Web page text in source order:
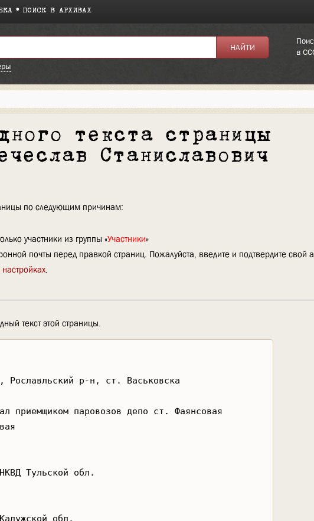
ПОИСК В АРХИВАХ
в
текста страницы
Станиславович
по следующим причинам:
участники из группы «Участники»
почты перед правкой страниц. Пожалуйста, введите и подтвердите свой
.
текст этой страницы.